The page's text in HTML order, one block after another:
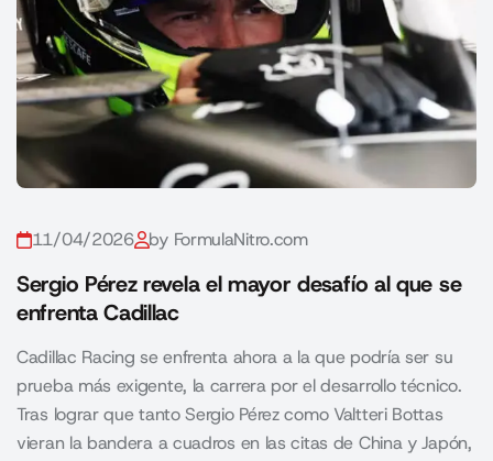
11/04/2026 by FormulaNitro.com
Sergio Pérez revela el mayor desafío al que se
enfrenta Cadillac
Cadillac Racing se enfrenta ahora a la que podría ser su
prueba más exigente, la carrera por el desarrollo técnico.
Tras lograr que tanto Sergio Pérez como Valtteri Bottas
vieran la bandera a cuadros en las citas de China y Japón,